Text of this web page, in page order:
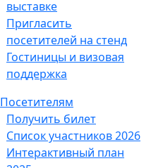
выставке
Пригласить
посетителей на стенд
Гостиницы и визовая
поддержка
Посетителям
Получить билет
Список участников 2026
Интерактивный план